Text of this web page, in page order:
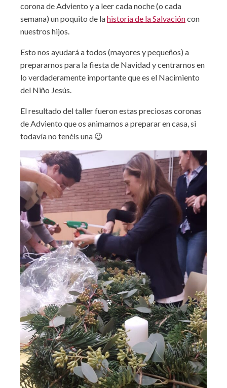
corona de Adviento y a leer cada noche (o cada
semana) un poquito de lahistoria de la Salvacióncon
nuestros hijos.
Esto nos ayudará a todos (mayores y pequeños) a
prepararnos para la fiesta de Navidad y centrarnos en
lo verdaderamente importante que es el Nacimiento
del Niño Jesús.
El resultado del taller fueron estas preciosas coronas
de Adviento que os animamos a preparar en casa, si
todavía no tenéis una 😉